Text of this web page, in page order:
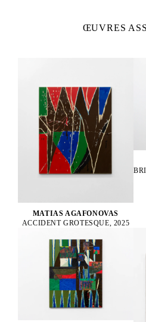
ŒUVRES
MATIAS AGAFONOVAS
ACCIDENT GROTESQUE, 2025